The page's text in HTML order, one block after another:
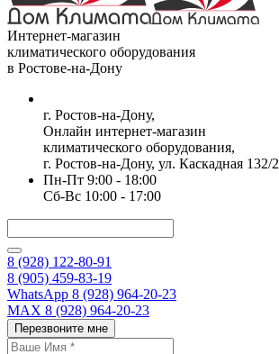
Интернет-магазин
климатического оборудования
в Ростове-на-Дону
г. Ростов-на-Дону,
Онлайн интернет-магазин
климатического оборудования,
г. Ростов-на-Дону, ул. Каскадная 132/2
Пн-Пт 9:00 - 18:00
Сб-Вс 10:00 - 17:00
8 (928) 122-80-91
8 (905) 459-83-19
WhatsApp 8 (928) 964-20-23
MAX 8 (928) 964-20-23
Перезвоните мне